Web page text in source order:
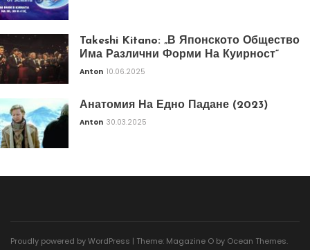
Takeshi Kitano: „В Японското Общество
Има Различни Форми На Куирност“
Anton 10.06.2025
Анатомия На Едно Падане (2023)
Anton 30.03.2025
Proudly powered by WordPress | Theme: Magazine O by Ocean Themes.